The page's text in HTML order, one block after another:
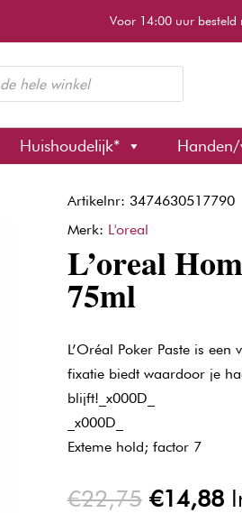
Voor 14:00 uur besteld
Huishoudelijk* Handen/
Artikelnr: 3474630517790
Merk: L'oreal
L’oreal
75ml
L’Oréal Poker Paste is
fixatie biedt waardoor je
blijft!_x000D_
_x000D_
Exteme hold; factor 7
€22,75 €14,88